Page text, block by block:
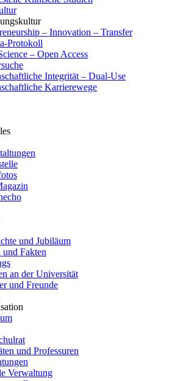
– Innovation – Transfer
Protokoll
– Open Access
Integrität – Dual-Use
Karrierewege
und Jubiläum
und Fakten
an der Universität
und Freunde
und Professuren
Verwaltung